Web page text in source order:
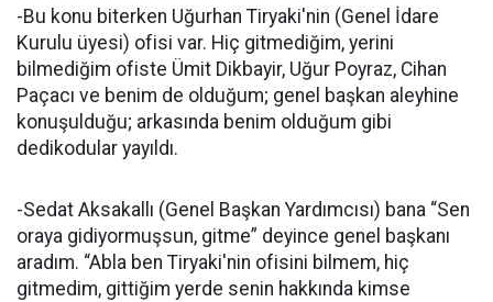
-Bu konu biterken Uğurhan Tiryaki'nin (Genel İdare
Kurulu üyesi) ofisi var. Hiç gitmediğim, yerini
bilmediğim ofiste Ümit Dikbayir, Uğur Poyraz, Cihan
Paçacı ve benim de olduğum; genel başkan aleyhine
konuşulduğu; arkasında benim olduğum gibi
dedikodular yayıldı.
-Sedat Aksakallı (Genel Başkan Yardımcısı) bana “Sen
oraya gidiyormuşsun, gitme” deyince genel başkanı
aradım. “Abla ben Tiryaki'nin ofisini bilmem, hiç
gitmedim, gittiğim yerde senin hakkında kimse